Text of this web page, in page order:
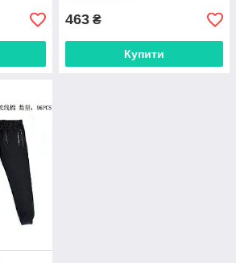
463 ₴
Купити